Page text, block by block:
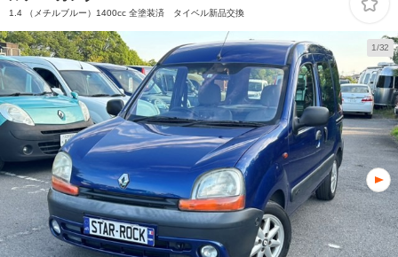
1.4 （メチルブルー）1400cc 全塗装済 タイベル新品交換
1/32